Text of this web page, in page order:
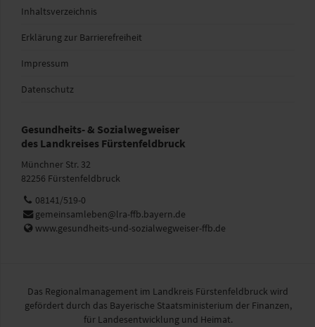
Inhaltsverzeichnis
Erklärung zur Barrierefreiheit
Impressum
Datenschutz
Gesundheits- & Sozialwegweiser
des Landkreises Fürstenfeldbruck
Münchner Str. 32
82256 Fürstenfeldbruck
Telefon:
08141/519-0
E-
Mail:
gemeinsamleben@lra-ffb.bayern.de
Web:
www.gesundheits-und-sozialwegweiser-ffb.de
Das Regionalmanagement im Landkreis Fürstenfeldbruck wird
gefördert durch das Bayerische Staatsministerium der Finanzen,
für Landesentwicklung und Heimat.